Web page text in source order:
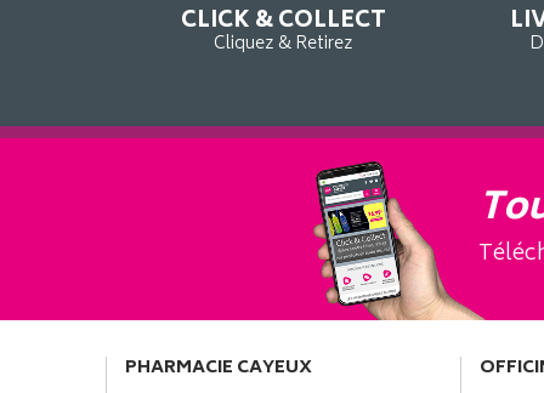
CLICK & COLLECT
Cliquez & Retirez
PHARMACIE CAYEUX